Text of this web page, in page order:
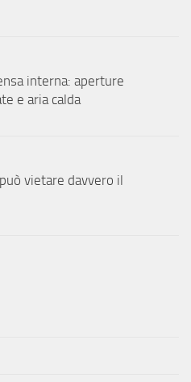
interna: aperture
e aria calda
vietare davvero il